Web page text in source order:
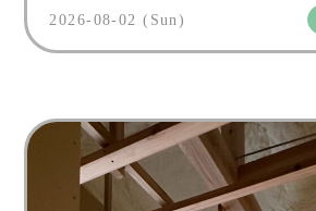
2026-08-02 (Sun)